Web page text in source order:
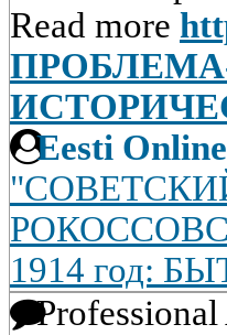
Read more
Eesti Online
1914 год:
Professional